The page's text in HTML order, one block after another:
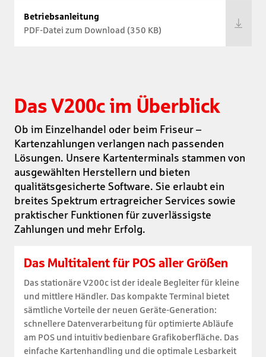
Betriebsanleitung
PDF-Datei zum Download (350 KB)
Das V200c im Überblick
Ob im Einzelhandel oder beim Friseur –
Kartenzahlungen verlangen nach passenden
Lösungen. Unsere Kartenterminals stammen von
ausgewählten Herstellern und bieten
qualitätsgesicherte Software. Sie erlaubt ein
breites Spektrum ertragreicher Services sowie
praktischer Funktionen für zuverlässigste
Zahlungen und mehr Erfolg.
Das Multitalent für POS aller Größen
Das stationäre V200c ist der ideale Begleiter für kleine
und mittlere Händler. Das kompakte Terminal bietet
sämtliche Vorteile der neuen Geräte-Generation:
schnellere Datenverarbeitung für optimierte Abläufe
am POS und intuitiv bedienbare Grafikoberfläche. Das
einfache Kartenhandling und die optimale Lesbarkeit